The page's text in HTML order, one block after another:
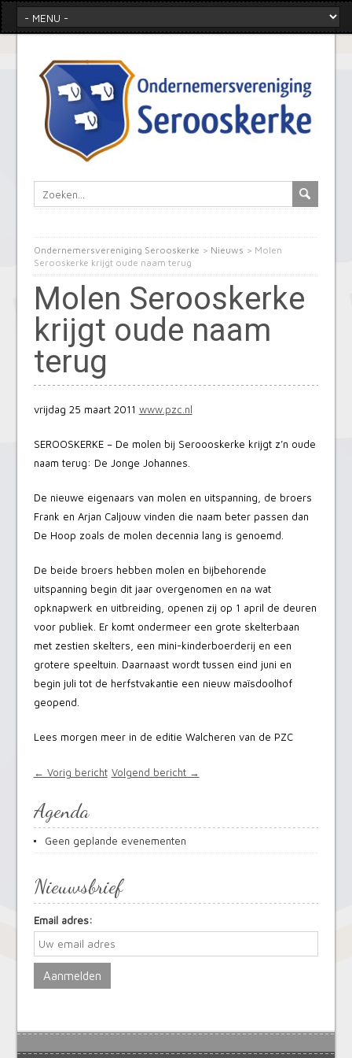
Ondernemersvereniging Serooskerke > Nieuws > Molen
Serooskerke krijgt oude naam terug
Molen Serooskerke
krijgt oude naam
terug
vrijdag 25 maart 2011 www.pzc.nl
SEROOSKERKE – De molen bij Seroooskerke krijgt z’n oude
naam terug: De Jonge Johannes.
De nieuwe eigenaars van molen en uitspanning, de broers
Frank en Arjan Caljouw vinden die naam beter passen dan
De Hoop zoals de molen decennia lang is genoemd.
De beide broers hebben molen en bijbehorende
uitspanning begin dit jaar overgenomen en na wat
opknapwerk en uitbreiding, openen zij op 1 april de deuren
voor publiek. Er komt ondermeer een grote skelterbaan
met zestien skelters, een mini-kinderboerderij en een
grotere speeltuin. Daarnaast wordt tussen eind juni en
begin juli tot de herfstvakantie een nieuw maïsdoolhof
geopend.
Lees morgen meer in de editie Walcheren van de PZC
← Vorig bericht Volgend bericht →
Agenda
Geen geplande evenementen
Nieuwsbrief
Email adres: